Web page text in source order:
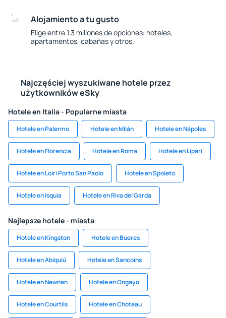
Alojamiento a tu gusto
Elige entre 1.3 millones de opciones: hoteles,
apartamentos, cabañas y otros.
Najczęściej wyszukiwane hotele przez
użytkowników eSky
Hotele en Italia - Popularne miasta
Hotele en Palermo Hotele en Milán Hotele en Nápoles
Hotele en Florencia Hotele en Roma Hotele en Lipari
Hotele en Loiri Porto San Paolo Hotele en Spoleto
Hotele en Isquia Hotele en Riva del Garda
Najlepsze hotele - miasta
Hotele en Kingston Hotele en Bueres
Hotele en Abiquiú Hotele en Sancoins
Hotele en Newnan Hotele en Ongayo
Hotele en Courtils Hotele en Choteau